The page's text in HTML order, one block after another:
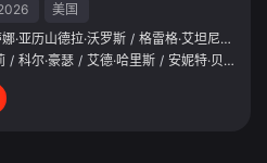
美国
·亚历山德拉·沃罗斯 / 格雷格·艾坦尼斯
/ 科尔·豪瑟 / 艾德·哈里斯 / 安妮特·贝宁